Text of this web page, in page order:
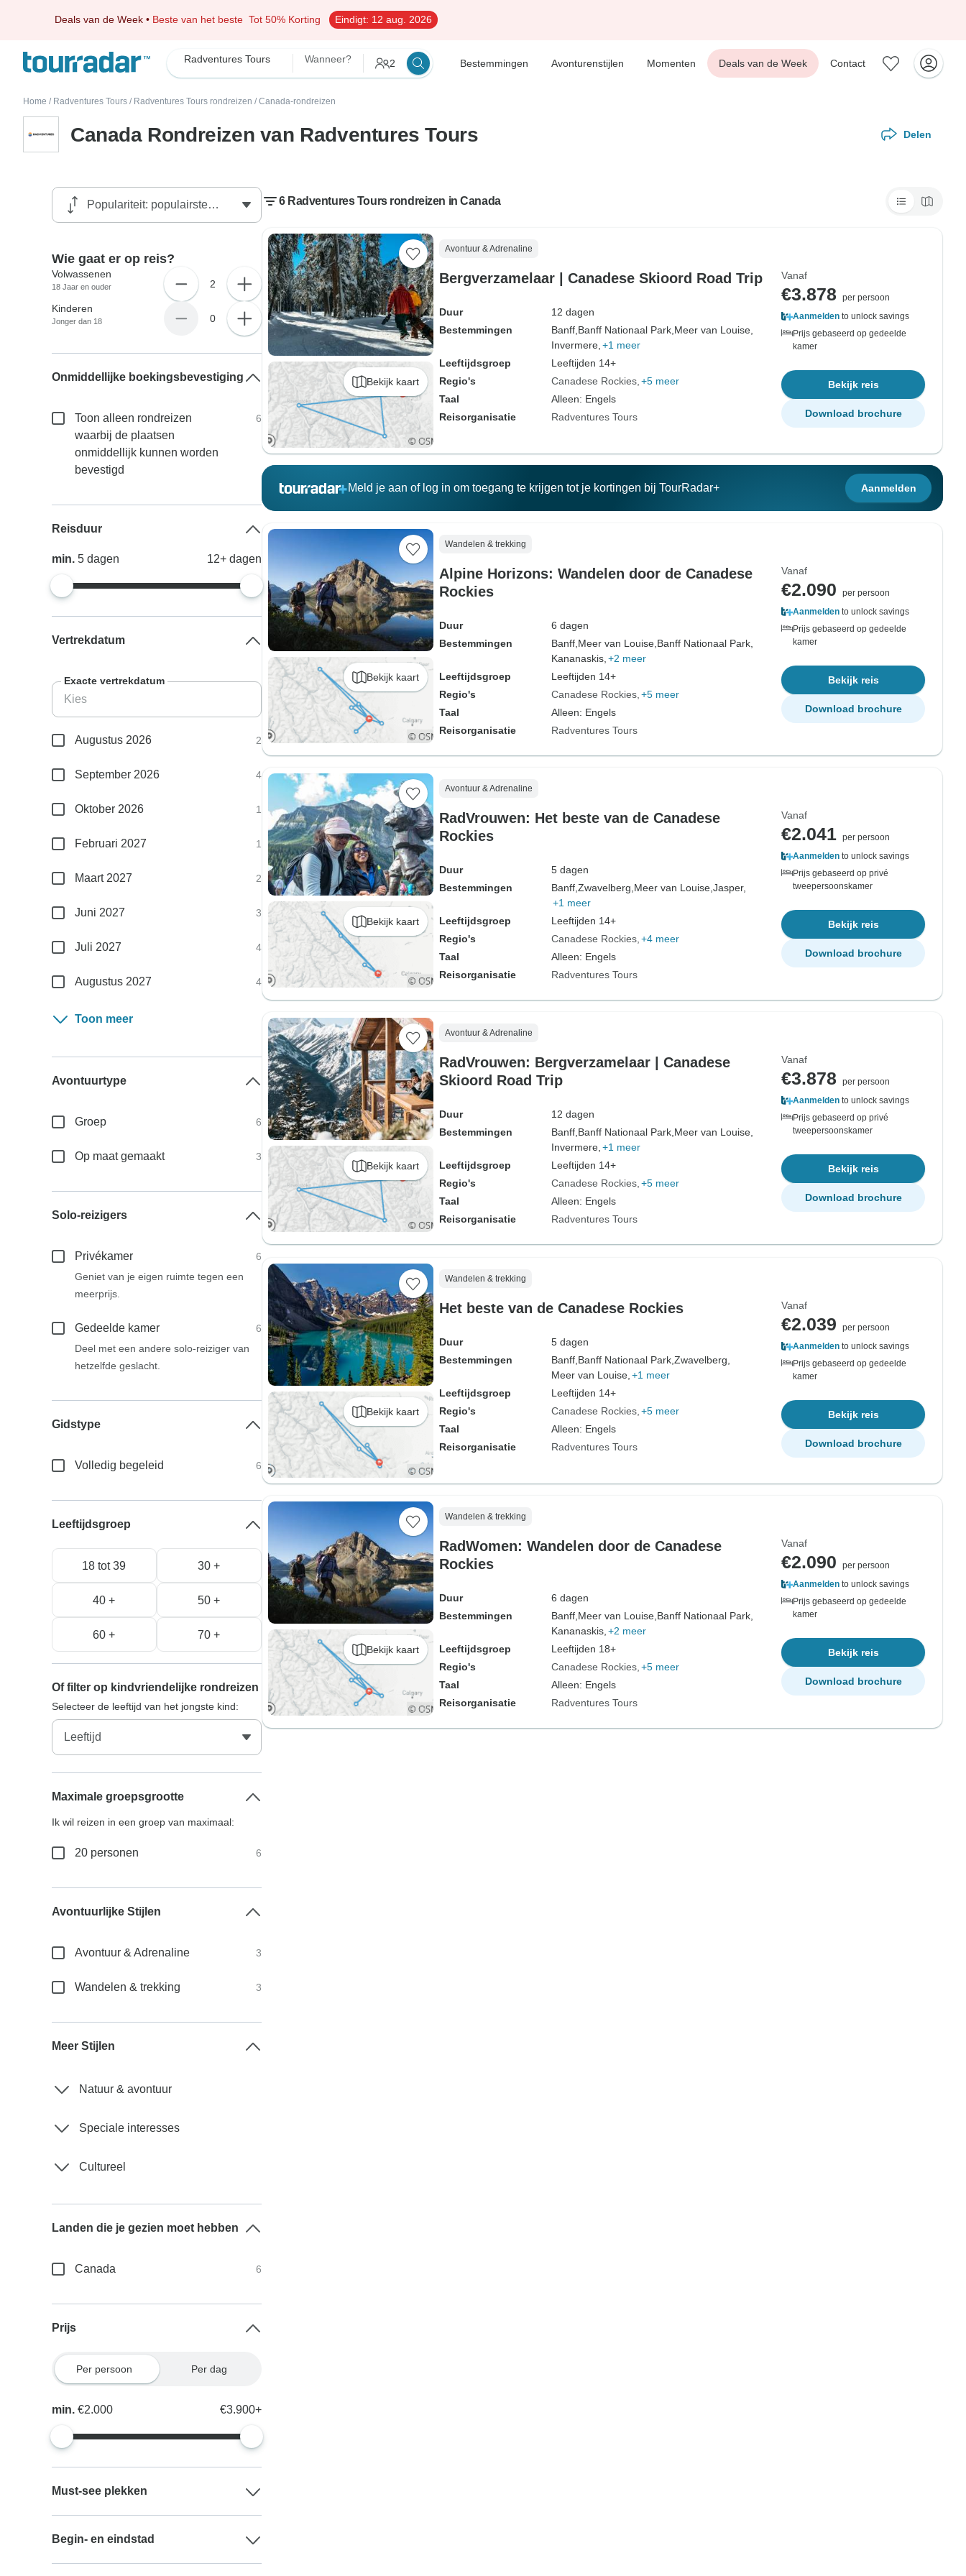
Deals van de Week • Beste van het beste Tot 50% Korting Eindigt: 12 aug. 2026
Radventures Tours Wanneer? 2 Bestemmingen Avonturenstijlen Momenten Deals van de Week Contact
Home / Radventures Tours / Radventures Tours rondreizen / Canada-rondreizen
Canada Rondreizen van Radventures Tours Delen
6 Radventures Tours rondreizen in Canada
Bekijk kaart
Avontuur & Adrenaline
Bergverzamelaar | Canadese Skioord Road Trip
Duur
12 dagen
Bestemmingen
Banff, Banff Nationaal Park, Meer van Louise,
Invermere, +1 meer
Leeftijdsgroep
Leeftijden 14+
Regio's
Canadese Rockies +5 meer
Taal
Alleen: Engels
Reisorganisatie
Radventures Tours
Vanaf
€3.878
per persoon
Aanmelden to unlock savings
Prijs gebaseerd op gedeelde
kamer
Bekijk reis
Download brochure
Meld je aan of log in om toegang te krijgen tot je kortingen bij TourRadar+ Aanmelden
Bekijk kaart
Wandelen & trekking
Alpine Horizons: Wandelen door de Canadese
Rockies
Duur
6 dagen
Bestemmingen
Banff, Meer van Louise, Banff Nationaal Park,
Kananaskis, +2 meer
Leeftijdsgroep
Leeftijden 14+
Regio's
Canadese Rockies +5 meer
Taal
Alleen: Engels
Reisorganisatie
Radventures Tours
Vanaf
€2.090
per persoon
Aanmelden to unlock savings
Prijs gebaseerd op gedeelde
kamer
Bekijk reis
Download brochure
Bekijk kaart
Avontuur & Adrenaline
RadVrouwen: Het beste van de Canadese
Rockies
Duur
5 dagen
Bestemmingen
Banff, Zwavelberg, Meer van Louise, Jasper,
+1 meer
Leeftijdsgroep
Leeftijden 14+
Regio's
Canadese Rockies +4 meer
Taal
Alleen: Engels
Reisorganisatie
Radventures Tours
Vanaf
€2.041 per persoon
Aanmelden to unlock savings
Prijs gebaseerd op privé
tweepersoonskamer
Bekijk reis
Download brochure
Bekijk kaart
Avontuur & Adrenaline
RadVrouwen: Bergverzamelaar | Canadese
Skioord Road Trip
Duur
12 dagen
Bestemmingen
Banff, Banff Nationaal Park, Meer van Louise,
Invermere, +1 meer
Leeftijdsgroep
Leeftijden 14+
Regio's
Canadese Rockies +5 meer
Taal
Alleen: Engels
Reisorganisatie
Radventures Tours
Vanaf
€3.878
per persoon
Aanmelden to unlock savings
Prijs gebaseerd op privé
tweepersoonskamer
Bekijk reis
Download brochure
Bekijk kaart
Wandelen & trekking
Het beste van de Canadese Rockies
Duur
5 dagen
Bestemmingen
Banff, Banff Nationaal Park, Zwavelberg,
Meer van Louise, +1 meer
Leeftijdsgroep
Leeftijden 14+
Regio's
Canadese Rockies +5 meer
Taal
Alleen: Engels
Reisorganisatie
Radventures Tours
Vanaf
€2.039
per persoon
Aanmelden to unlock savings
Prijs gebaseerd op gedeelde
kamer
Bekijk reis
Download brochure
Bekijk kaart
Wandelen & trekking
RadWomen: Wandelen door de Canadese
Rockies
Duur
6 dagen
Bestemmingen
Banff, Meer van Louise, Banff Nationaal Park,
Kananaskis, +2 meer
Leeftijdsgroep
Leeftijden 18+
Regio's
Canadese Rockies +5 meer
Taal
Alleen: Engels
Reisorganisatie
Radventures Tours
Vanaf
€2.090
per persoon
Aanmelden to unlock savings
Prijs gebaseerd op gedeelde
kamer
Bekijk reis
Download brochure
Wie gaat er op reis?
Volwassenen
18 Jaar en ouder 2
Kinderen
Jonger dan 18 0
Onmiddellijke boekingsbevestiging
Toon alleen rondreizen
waarbij de plaatsen
onmiddellijk kunnen worden
bevestigd
6
Reisduur
min.5dagen 12+ dagen
Vertrekdatum
Exacte vertrekdatum
Augustus 2026 2
September 2026 4
Oktober 2026 1
Februari 2027 1
Maart 2027 2
Juni 2027 3
Juli 2027 4
Augustus 2027 4
Toon meer
Avontuurtype
Groep 6
Op maat gemaakt 3
Solo-reizigers
Privékamer
6
Geniet van je eigen ruimte tegen een
meerprijs.
Gedeelde kamer
6
Deel met een andere solo-reiziger van
hetzelfde geslacht.
Gidstype
Volledig begeleid 6
Leeftijdsgroep
18 tot 39 30 +
40 + 50 +
60 + 70 +
Of filter op kindvriendelijke rondreizen
Selecteer de leeftijd van het jongste kind:
Maximale groepsgrootte
Ik wil reizen in een groep van maximaal:
20 personen 6
Avontuurlijke Stijlen
Avontuur & Adrenaline 3
Wandelen & trekking 3
Meer Stijlen
Natuur & avontuur
Speciale interesses
Cultureel
Landen die je gezien moet hebben
Canada 6
Prijs
Per persoon Per dag
min.€2.000 €3.900+
Must-see plekken
Begin- en eindstad